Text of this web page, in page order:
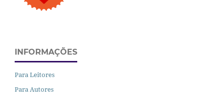
INFORMAÇÕES
Para Leitores
Para Autores